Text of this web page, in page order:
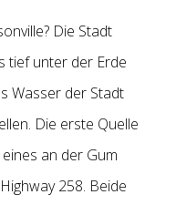
Die Stadt
tief unter der Erde
Wasser der Stadt
Die erste Quelle
an der Gum
258. Beide